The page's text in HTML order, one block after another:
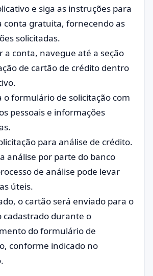
e siga as instruções para
conta gratuita, fornecendo as
solicitadas.
a conta, navegue até a seção
de cartão de crédito dentro
o formulário de solicitação com
pessoais e informações
para análise de crédito.
análise por parte do banco
de análise pode levar
úteis.
o cartão será enviado para o
cadastrado durante o
do formulário de
conforme indicado no